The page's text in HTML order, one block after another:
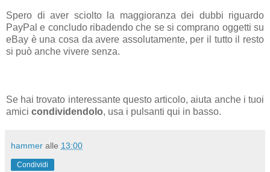
Spero di aver sciolto la maggioranza dei dubbi riguardo
PayPal e concludo ribadendo che se si comprano oggetti su
eBay è una cosa da avere assolutamente, per il tutto il resto
si può anche vivere senza.
Se hai trovato interessante questo articolo, aiuta anche i tuoi
amici condividendolo, usa i pulsanti qui in basso.
hammer alle 13:00
Condividi